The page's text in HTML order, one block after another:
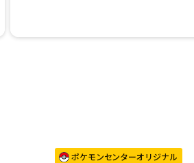
ポケモンセンターオリジナル